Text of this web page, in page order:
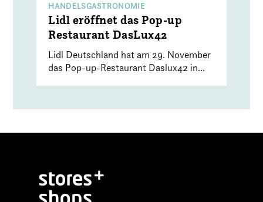
HANDELSGASTRONOMIE
Lidl eröffnet das Pop-up
Restaurant DasLux42
Lidl Deutschland hat am 29. November
das Pop-up-Restaurant Daslux42 in...